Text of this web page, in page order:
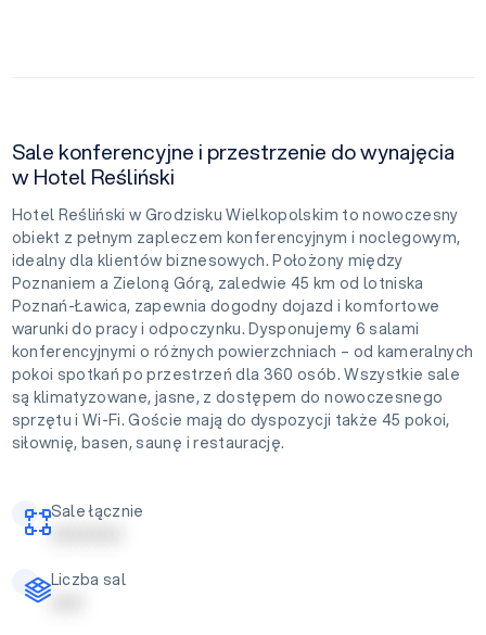
Sale konferencyjne i przestrzenie do wynajęcia
w Hotel Reśliński
Hotel Reśliński w Grodzisku Wielkopolskim to nowoczesny
obiekt z pełnym zapleczem konferencyjnym i noclegowym,
idealny dla klientów biznesowych. Położony między
Poznaniem a Zieloną Górą, zaledwie 45 km od lotniska
Poznań-Ławica, zapewnia dogodny dojazd i komfortowe
warunki do pracy i odpoczynku. Dysponujemy 6 salami
konferencyjnymi o różnych powierzchniach – od kameralnych
pokoi spotkań po przestrzeń dla 360 osób. Wszystkie sale
są klimatyzowane, jasne, z dostępem do nowoczesnego
sprzętu i Wi-Fi. Goście mają do dyspozycji także 45 pokoi,
siłownię, basen, saunę i restaurację.
Sale łącznie
| | | | | | | | | | |
Liczba sal
| | | | |